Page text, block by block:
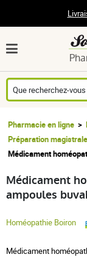
Pharmacie en ligne
Préparation
Médicament
Médicament
ampoules
Homéopathie Boiron
Médicament